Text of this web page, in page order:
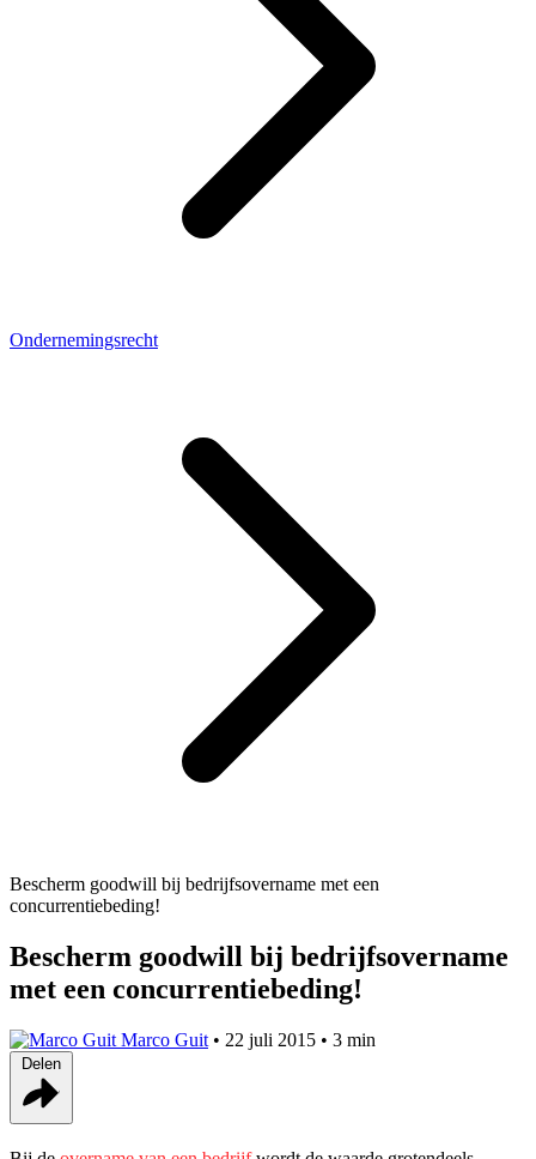
Ondernemingsrecht
Bescherm goodwill bij bedrijfsovername met een
concurrentiebeding!
Bescherm goodwill bij bedrijfsovername
met een concurrentiebeding!
Marco Guit • 22 juli 2015 • 3 min